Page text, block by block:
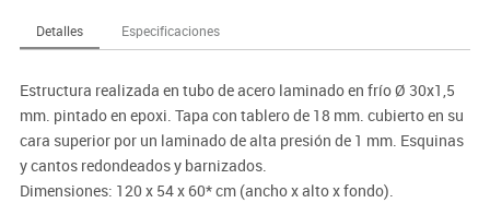
Detalles Especificaciones
Estructura realizada en tubo de acero laminado en frío Ø 30x1,5
mm. pintado en epoxi. Tapa con tablero de 18 mm. cubierto en su
cara superior por un laminado de alta presión de 1 mm. Esquinas
y cantos redondeados y barnizados.
Dimensiones: 120 x 54 x 60* cm (ancho x alto x fondo).